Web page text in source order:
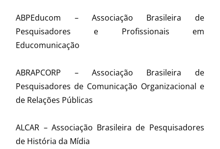
ABPEducom – Associação Brasileira de
Pesquisadores e Profissionais em
Educomunicação
ABRAPCORP – Associação Brasileira de
Pesquisadores de Comunicação Organizacional e
de Relações Públicas
ALCAR – Associação Brasileira de Pesquisadores
de História da Mídia